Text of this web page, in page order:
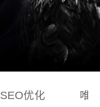
SEO优化 唯